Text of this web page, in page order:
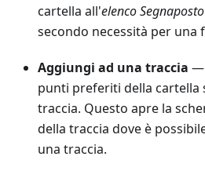
cartella all'elenco
secondo necessità per una
Aggiungi ad una traccia —
punti preferiti della cartella
traccia. Questo apre la
della traccia dove è
una traccia.